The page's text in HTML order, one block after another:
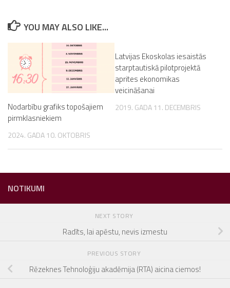
YOU MAY ALSO LIKE...
Nodarbību grafiks topošajiem
pirmklasniekiem
2024. GADA 10. OKTOBRIS
Latvijas Ekoskolas iesaistās
starptautiskā pilotprojektā
aprites ekonomikas
veicināšanai
2019. GADA 11. DECEMBRIS
NOTIKUMI
NEXT STORY
Radīts, lai apēstu, nevis izmestu
PREVIOUS STORY
Rēzeknes Tehnoloģiju akadēmija (RTA) aicina ciemos!